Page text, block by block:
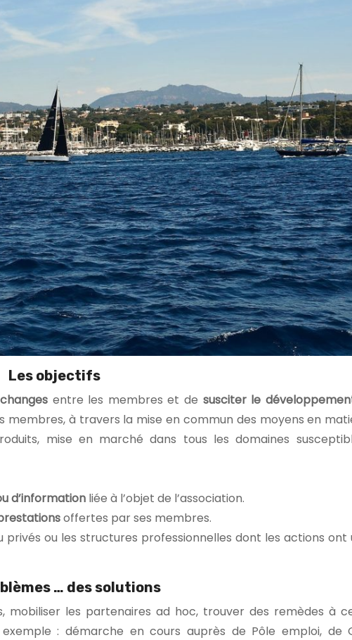
Les objectifs
entre les membres et de susciter le
membres, à travers la mise en commun des moyens en
mise en marché dans tous les domaines
d’information liée à l’objet de l’association.
offertes par ses membres.
privés ou les structures professionnelles dont les actions ont
… des solutions
mobiliser les partenaires ad hoc, trouver des remèdes à
: démarche en cours auprès de Pôle emploi, de